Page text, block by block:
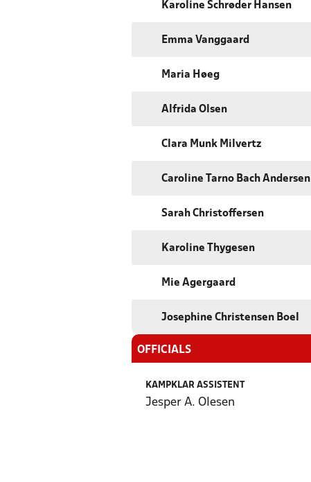
Karoline Schrøder Hansen
Emma Vanggaard
Maria Høeg
Alfrida Olsen
Clara Munk Milvertz
Caroline Tarno Bach Andersen
Sarah Christoffersen
Karoline Thygesen
Mie Agergaard
Josephine Christensen Boel
OFFICIALS
KAMPKLAR ASSISTENT
Jesper A. Olesen